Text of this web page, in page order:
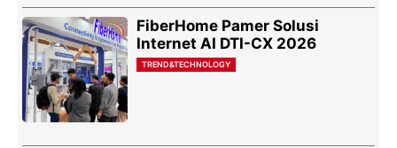
FiberHome Pamer Solusi
Internet AI DTI-CX 2026
TREND&TECHNOLOGY